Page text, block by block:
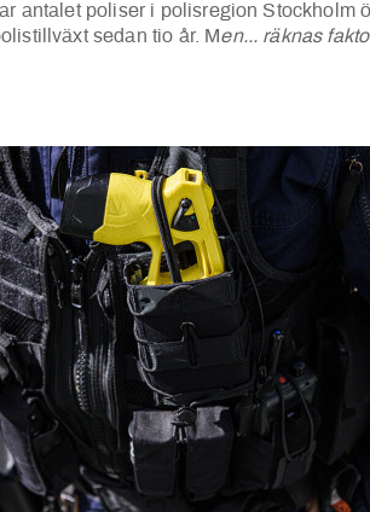
antalet poliser i polisregion
sedan tio år. Men... räknas